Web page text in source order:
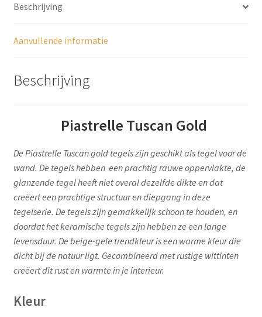
Beschrijving
Aanvullende informatie
Beschrijving
Piastrelle Tuscan Gold
De Piastrelle Tuscan gold tegels zijn geschikt als tegel voor de
wand. De tegels hebben een prachtig rauwe oppervlakte, de
glanzende tegel heeft niet overal dezelfde dikte en dat
creëert een prachtige structuur en diepgang in deze
tegelserie. De tegels zijn gemakkelijk schoon te houden, en
doordat het keramische tegels zijn hebben ze een lange
levensduur. De beige-gele trendkleur is een warme kleur die
dicht bij de natuur ligt. Gecombineerd met rustige wittinten
creëert dit rust en warmte in je interieur.
Kleur